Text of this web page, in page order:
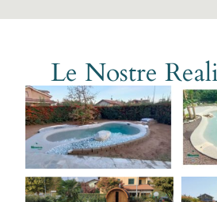
Le Nostre